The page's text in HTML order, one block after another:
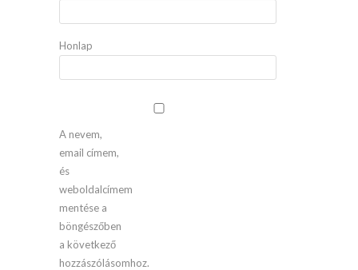
Honlap
A nevem,
email címem,
és
weboldalcímem
mentése a
böngészőben
a következő
hozzászólásomhoz.